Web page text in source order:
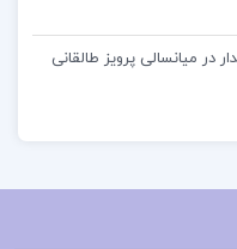
در میانسالی پرویز طالقانی